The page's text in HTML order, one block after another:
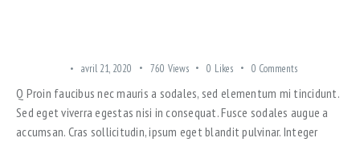
avril 21, 2020 760 Views 0 Likes 0 Comments
Q Proin faucibus nec mauris a sodales, sed elementum mi tincidunt.
Sed eget viverra egestas nisi in consequat. Fusce sodales augue a
accumsan. Cras sollicitudin, ipsum eget blandit pulvinar. Integer